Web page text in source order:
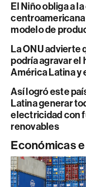
El Niño obliga a
modelo de
La ONU advierte
podría agravar el
América Latina y
Así logró este
Latina generar
electricidad con
renovables
Económicas